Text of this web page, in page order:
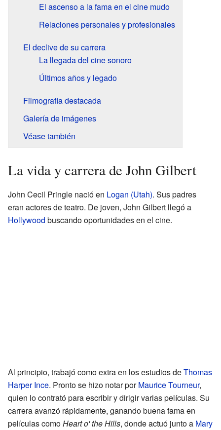
El ascenso a la fama en el cine mudo
Relaciones personales y profesionales
El declive de su carrera
La llegada del cine sonoro
Últimos años y legado
Filmografía destacada
Galería de imágenes
Véase también
La vida y carrera de John Gilbert
John Cecil Pringle nació en Logan (Utah). Sus padres
eran actores de teatro. De joven, John Gilbert llegó a
Hollywood buscando oportunidades en el cine.
Al principio, trabajó como extra en los estudios deThomas
Harper Ince. Pronto se hizo notar porMaurice Tourneur,
quien lo contrató para escribir y dirigir varias películas. Su
carrera avanzó rápidamente, ganando buena fama en
películas comoHeart o' the Hills, donde actuó junto a Mary